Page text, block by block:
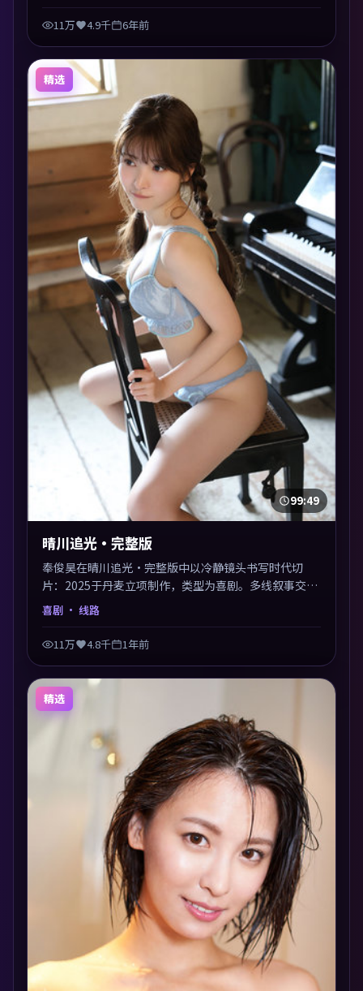
11万 4.9千 6年前
精选
99:49
晴川追光·完整版
奉俊昊在晴川追光·完整版中以冷静镜头书写时代切
片：2025于丹麦立项制作，类型为喜剧。多线叙事交汇
于终局，真相与救赎并行，适合喜欢细读表演的影迷。
喜剧 · 线路
11万 4.8千 1年前
精选